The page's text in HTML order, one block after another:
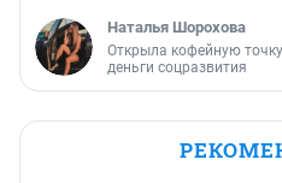
Наталья Шорохова
Открыла кофейную
деньги соцразвития